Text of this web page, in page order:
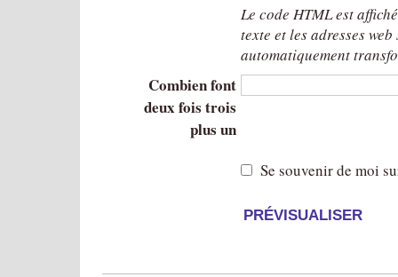
Le code HTML est
texte et les adresses web
automatiquement
Combien font
deux fois trois
plus un
Se souvenir de moi